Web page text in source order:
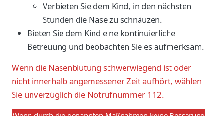
Verbieten Sie dem Kind, in den nächsten
Stunden die Nase zu schnäuzen.
Bieten Sie dem Kind eine kontinuierliche
Betreuung und beobachten Sie es aufmerksam.
Wenn die Nasenblutung schwerwiegend ist oder
nicht innerhalb angemessener Zeit aufhört, wählen
Sie unverzüglich die Notrufnummer 112.